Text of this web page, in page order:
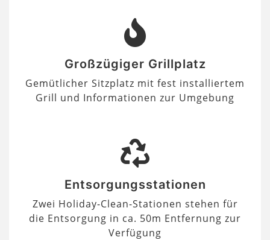
Großzügiger Grillplatz
Gemütlicher Sitzplatz mit fest installiertem
Grill und Informationen zur Umgebung
Entsorgungsstationen
Zwei Holiday-Clean-Stationen stehen für
die Entsorgung in ca. 50m Entfernung zur
Verfügung